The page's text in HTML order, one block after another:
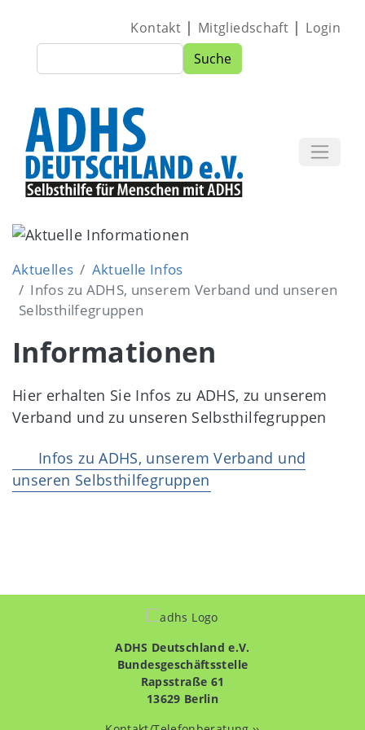
Suche Suche
Kontakt| Mitgliedschaft | Login
Image
Aktuelles
Aktuelle Infos
Infos zu ADHS, unserem Verband und unseren
Selbsthilfegruppen
Informationen
Hier erhalten Sie Infos zu ADHS, zu unserem
Verband und zu unseren Selbsthilfegruppen
Infos zu ADHS, unserem Verband und
unseren Selbsthilfegruppen
ADHS Deutschland e.V.
Bundesgeschäftsstelle
Rapsstraße 61
13629 Berlin